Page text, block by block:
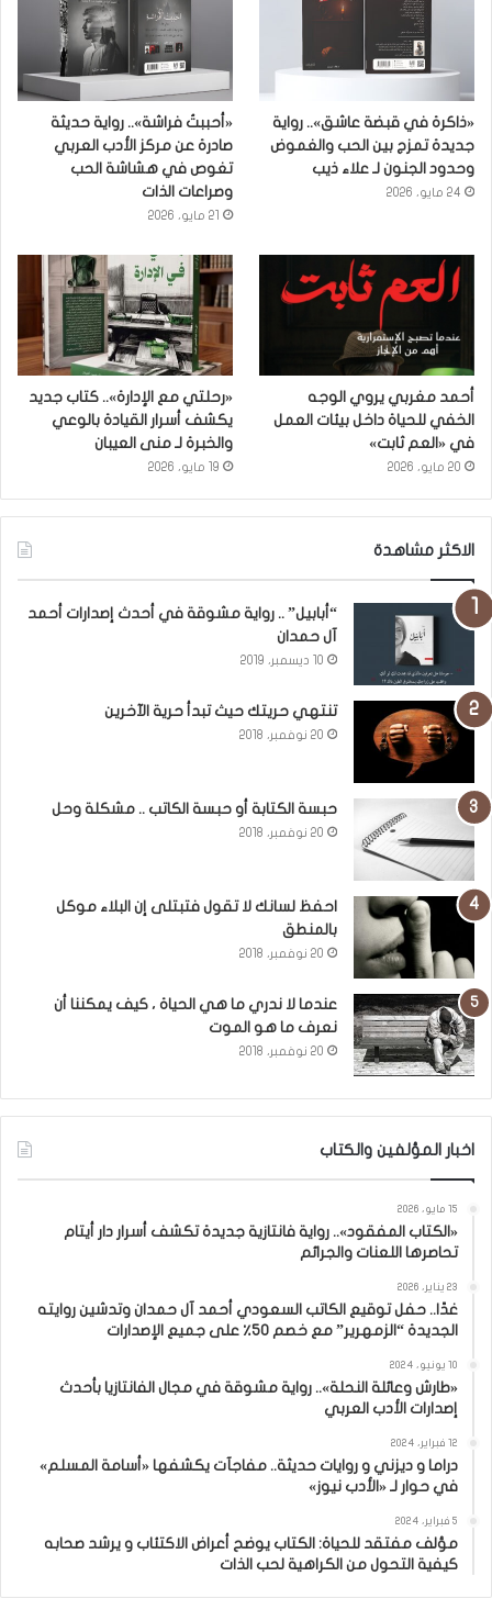
«ذاكرة في قبضة عاشق».. رواية
جديدة تمزج بين الحب والغموض
وحدود الجنون لـ علاء ذيب
24 مايو، 2026
«أحببتُ فراشة».. رواية حديثة
صادرة عن مركز الأدب العربي
تغوص في هشاشة الحب
وصراعات الذات
21 مايو، 2026
أحمد مغربي يروي الوجه
الخفي للحياة داخل بيئات العمل
في «العم ثابت»
20 مايو، 2026
«رحلتي مع الإدارة».. كتاب جديد
يكشف أسرار القيادة بالوعي
والخبرة لـ منى العيبان
19 مايو، 2026
الاكثر مشاهدة
“أبابيل” .. رواية مشوقة في أحدث إصدارات أحمد
آل حمدان
10 ديسمبر، 2019
تنتهي حريتك حيث تبدأ حرية الآخرين
20 نوفمبر، 2018
حبسة الكتابة أو حبسة الكاتب .. مشكلة وحل
20 نوفمبر، 2018
احفظ لسانك لا تقول فتبتلى إن البلاء موكل
بالمنطق
20 نوفمبر، 2018
عندما لا ندري ما هي الحياة ، كيف يمكننا أن
نعرف ما هو الموت
20 نوفمبر، 2018
اخبار المؤلفين والكتاب
15 مايو، 2026
«الكتاب المفقود».. رواية فانتازية جديدة تكشف أسرار دار أيتام
تحاصرها اللعنات والجرائم
23 يناير، 2026
غدًا.. حفل توقيع الكاتب السعودي أحمد آل حمدان وتدشين روايته
الجديدة “الزمهرير” مع خصم 50٪ على جميع الإصدارات
10 يونيو، 2024
«طارش وعائلة النحلة».. رواية مشوقة في مجال الفانتازيا بأحدث
إصدارات الأدب العربي
12 فبراير، 2024
دراما و ديزني و روايات حديثة.. مفاجآت يكشفها «أسامة المسلم»
في حوار لـ «الأدب نيوز»
5 فبراير، 2024
مؤلف مفتقد للحياة: الكتاب يوضح أعراض الاكتئاب و يرشد صحابه
كيفية التحول من الكراهية لحب الذات